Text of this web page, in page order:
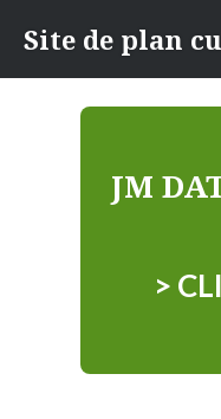
contenu
Site de plan
JM
>